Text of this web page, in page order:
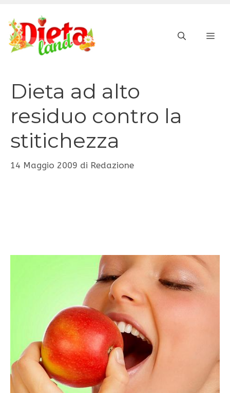
contenuto
Dieta ad alto
residuo contro la
stitichezza
14 Maggio 2009 di Redazione